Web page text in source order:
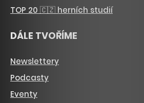
TOP 20 🇨🇿 herních studií
DÁLE TVOŘÍME
Newslettery
Podcasty
Eventy